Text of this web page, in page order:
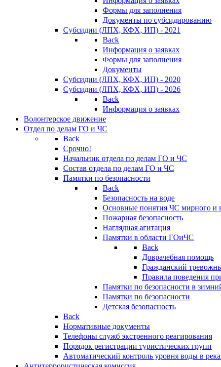
Формы для заполнения
Документы по субсидированию
Субсидии (ЛПХ, КФХ, ИП) - 2021
Back
Информация о заявках
Формы для заполнения
Документы
Субсидии (ЛПХ, КФХ, ИП) - 2020
Субсидии (ЛПХ, КФХ, ИП) - 2026
Back
Информация о заявках
Волонтерское движение
Отдел по делам ГО и ЧС
Back
Срочно!
Начальник отдела по делам ГО и ЧС
Состав отдела по делам ГО и ЧС
Памятки по безопасности
Back
Безопасность на воде
Основные понятия ЧС мирного и
Пожарная безопасность
Наглядная агитация
Памятки в области ГОиЧС
Back
Доврачебная помощь
Гражданский
Правила поведения
Памятки по безопасности в
Памятки по безопасности
Детская безопасность
Back
Нормативные документы
Телефоны служб экстренного реагирования
Порядок регистрации туристических групп
Автоматический контроль уровня воды в